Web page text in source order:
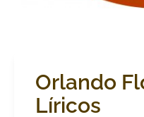
Orlando
Líricos